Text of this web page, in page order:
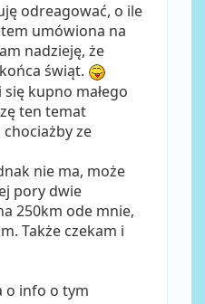
odreagować, o ile
umówiona na
nadzieję, że
świąt.
kupno małego
ten temat
ze
nie ma, może
pory dwie
250km ode mnie,
Także czekam i
o info o tym